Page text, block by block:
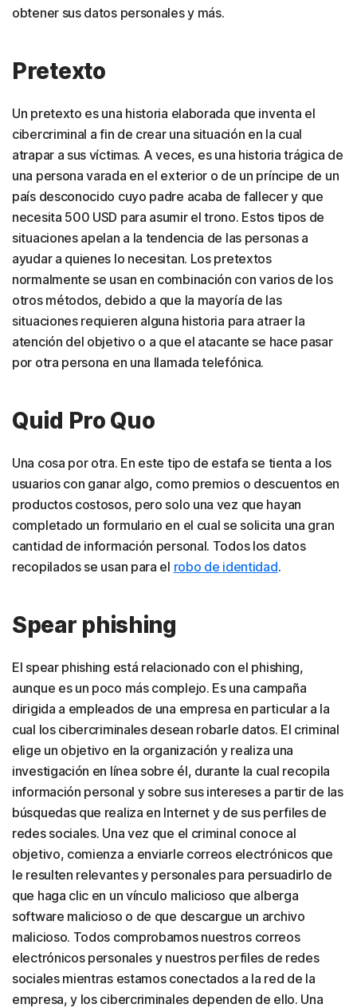
obtener sus datos personales y más.
Pretexto
Un pretexto es una historia elaborada que inventa el
cibercriminal a fin de crear una situación en la cual
atrapar a sus víctimas. A veces, es una historia trágica de
una persona varada en el exterior o de un príncipe de un
país desconocido cuyo padre acaba de fallecer y que
necesita 500 USD para asumir el trono. Estos tipos de
situaciones apelan a la tendencia de las personas a
ayudar a quienes lo necesitan. Los pretextos
normalmente se usan en combinación con varios de los
otros métodos, debido a que la mayoría de las
situaciones requieren alguna historia para atraer la
atención del objetivo o a que el atacante se hace pasar
por otra persona en una llamada telefónica.
Quid Pro Quo
Una cosa por otra. En este tipo de estafa se tienta a los
usuarios con ganar algo, como premios o descuentos en
productos costosos, pero solo una vez que hayan
completado un formulario en el cual se solicita una gran
cantidad de información personal. Todos los datos
recopilados se usan para el robo de identidad.
Spear phishing
El spear phishing está relacionado con el phishing,
aunque es un poco más complejo. Es una campaña
dirigida a empleados de una empresa en particular a la
cual los cibercriminales desean robarle datos. El criminal
elige un objetivo en la organización y realiza una
investigación en línea sobre él, durante la cual recopila
información personal y sobre sus intereses a partir de las
búsquedas que realiza en Internet y de sus perfiles de
redes sociales. Una vez que el criminal conoce al
objetivo, comienza a enviarle correos electrónicos que
le resulten relevantes y personales para persuadirlo de
que haga clic en un vínculo malicioso que alberga
software malicioso o de que descargue un archivo
malicioso. Todos comprobamos nuestros correos
electrónicos personales y nuestros perfiles de redes
sociales mientras estamos conectados a la red de la
empresa, y los cibercriminales dependen de ello. Una